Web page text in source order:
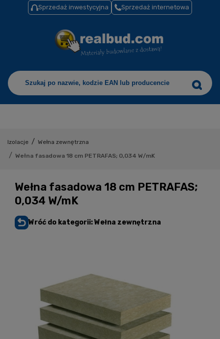
Sprzedaż inwestycyjna Sprzedaż internetowa
Izolacje / Wełna zewnętrzna
/ Wełna fasadowa 18 cm PETRAFAS; 0,034 W/mK
Wełna fasadowa 18 cm PETRAFAS;
0,034 W/mK
Wróć do kategorii: Wełna zewnętrzna